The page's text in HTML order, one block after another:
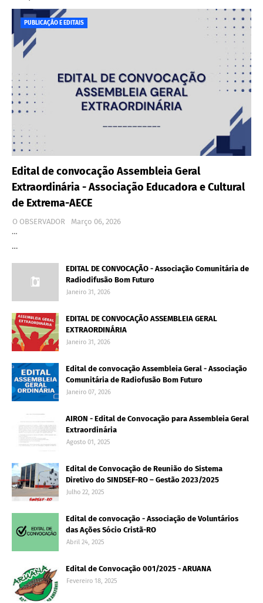
PUBLICAÇÃO E EDITAIS
Edital de convocação Assembleia Geral
Extraordinária - Associação Educadora e Cultural
de Extrema-AECE
O OBSERVADOR
Março 06, 2026
…
…
EDITAL DE CONVOCAÇÃO - Associação Comunitária de
Radiodifusão Bom Futuro
Janeiro 31, 2026
EDITAL DE CONVOCAÇÃO ASSEMBLEIA GERAL
EXTRAORDINÁRIA
Janeiro 31, 2026
Edital de convocação Assembleia Geral - Associação
Comunitária de Radiofusão Bom Futuro
Janeiro 07, 2026
AIRON - Edital de Convocação para Assembleia Geral
Extraordinária
Agosto 01, 2025
Edital de Convocação de Reunião do Sistema
Diretivo do SINDSEF-RO – Gestão 2023/2025
Julho 22, 2025
Edital de convocação - Associação de Voluntários
das Ações Sócio Cristã-RO
Abril 24, 2025
Edital de Convocação 001/2025 - ARUANA
Fevereiro 18, 2025